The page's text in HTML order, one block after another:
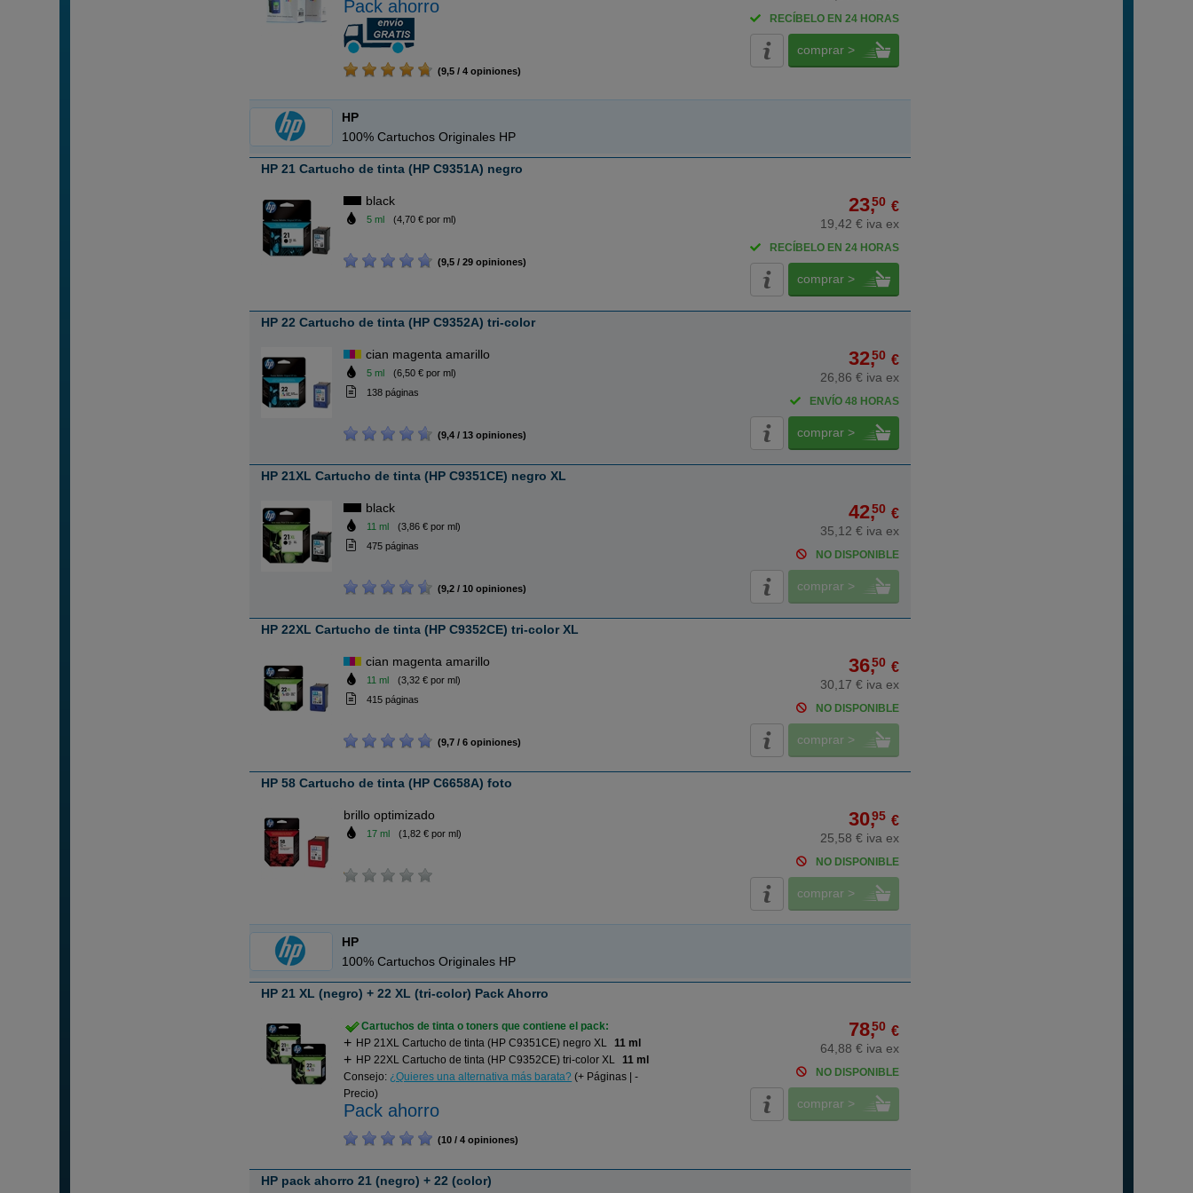
Pack ahorro
(9,5 / 4 opiniones)
RECÍBELO EN 24 HORAS
comprar >
HP
100% Cartuchos Originales HP
HP 21 Cartucho de tinta (HP C9351A) negro
black
5 ml (4,70 € por ml)
(9,5 / 29 opiniones)
23,50 €
19,42 € iva ex
RECÍBELO EN 24 HORAS
comprar >
HP 22 Cartucho de tinta (HP C9352A) tri-color
cian magenta amarillo
5 ml
(6,50 € por ml)
138 páginas
(9,4 / 13 opiniones)
32,50 €
26,86 € iva ex
ENVÍO 48 HORAS
comprar >
HP 21XL Cartucho de tinta (HP C9351CE) negro XL
black
11 ml
(3,86 € por ml)
475 páginas
(9,2 / 10 opiniones)
42,50 €
35,12 € iva ex
NO DISPONIBLE
comprar >
HP 22XL Cartucho de tinta (HP C9352CE) tri-color XL
cian magenta amarillo
11 ml
(3,32 € por ml)
415 páginas
(9,7 / 6 opiniones)
36,50 €
30,17 € iva ex
NO DISPONIBLE
comprar >
HP 58 Cartucho de tinta (HP C6658A) foto
brillo optimizado
17 ml (1,82 € por ml)
30,95 €
25,58 € iva ex
NO DISPONIBLE
comprar >
HP
100% Cartuchos Originales HP
HP 21 XL (negro) + 22 XL (tri-color) Pack Ahorro
Cartuchos de tinta o toners que contiene el pack:
HP 21XL Cartucho de tinta (HP C9351CE) negro XL 11 ml
HP 22XL Cartucho de tinta (HP C9352CE) tri-color XL 11 ml
Consejo:¿Quieres una alternativa más barata? (+ Páginas | -
Precio)
Pack ahorro
(10 / 4 opiniones)
78,50 €
64,88 € iva ex
NO DISPONIBLE
comprar >
HP pack ahorro 21 (negro) + 22 (color)